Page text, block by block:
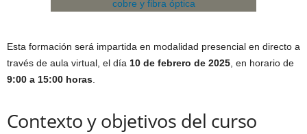
Esta formación será impartida en modalidad presencial en directo a
través de aula virtual, el día 10 de febrero de 2025 , en horario de
9:00 a 15:00 horas
Contexto y objetivos del curso